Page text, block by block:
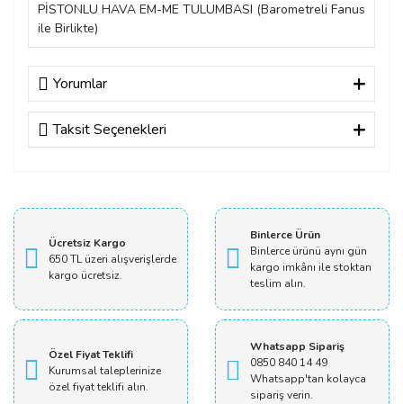
PİSTONLU HAVA EM-ME TULUMBASI (Barometreli Fanus
ile Birlikte)
Yorumlar
Bu ürüne ilk yorumu siz yapın!
Taksit Seçenekleri
Ücretsiz Kargo
650 TL üzeri alışverişlerde
kargo ücretsiz.
Binlerce Ürün
Binlerce ürünü aynı gün
kargo imkânı ile stoktan
teslim alın.
Özel Fiyat Teklifi
Kurumsal taleplerinize
özel fiyat teklifi alın.
Whatsapp Sipariş
0850 840 14 49
Whatsapp'tan kolayca
sipariş verin.